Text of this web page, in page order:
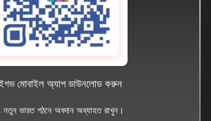
মোবাইল অ্যাপ ডাউনলোড করুন
নতুন ভারত গঠনে অবদান অব্যাহত রাখুন।